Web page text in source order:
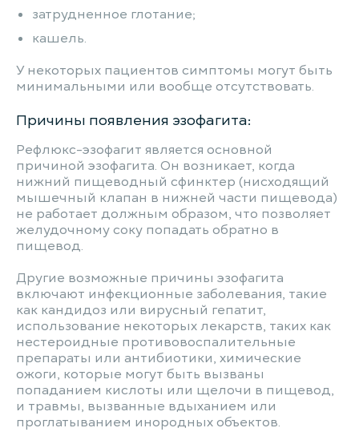
затрудненное глотание;
кашель.
У некоторых пациентов симптомы могут быть
минимальными или вообще отсутствовать.
Причины появления эзофагита:
Рефлюкс-эзофагит является основной
причиной эзофагита. Он возникает, когда
нижний пищеводный сфинктер (нисходящий
мышечный клапан в нижней части пищевода)
не работает должным образом, что позволяет
желудочному соку попадать обратно в
пищевод.
Другие возможные причины эзофагита
включают инфекционные заболевания, такие
как кандидоз или вирусный гепатит,
использование некоторых лекарств, таких как
нестероидные противовоспалительные
препараты или антибиотики, химические
ожоги, которые могут быть вызваны
попаданием кислоты или щелочи в пищевод,
и травмы, вызванные вдыханием или
проглатыванием инородных объектов.